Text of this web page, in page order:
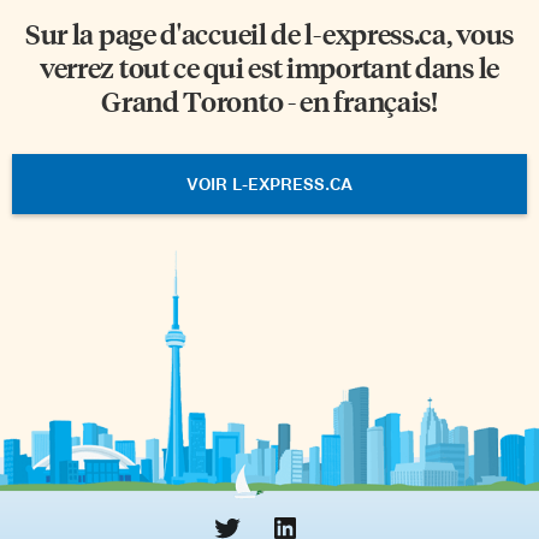
Sur la page d'accueil del-express.ca, vous
verrez tout ce qui est important dans le
Grand Toronto - en français!
VOIR L-EXPRESS.CA